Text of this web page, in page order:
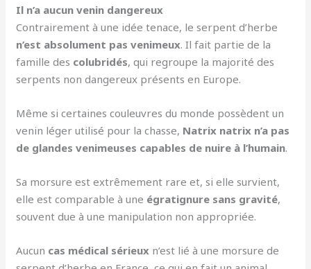
Il n’a aucun venin dangereux
Contrairement à une idée tenace, le serpent d’herbe
n’est absolument pas venimeux. Il fait partie de la
famille des colubridés, qui regroupe la majorité des
serpents non dangereux présents en Europe.
Même si certaines couleuvres du monde possèdent un
venin léger utilisé pour la chasse, Natrix natrix n’a pas
de glandes venimeuses capables de nuire à l’humain.
Sa morsure est extrêmement rare et, si elle survient,
elle est comparable à une égratignure sans gravité,
souvent due à une manipulation non appropriée.
Aucun cas médical sérieux n’est lié à une morsure de